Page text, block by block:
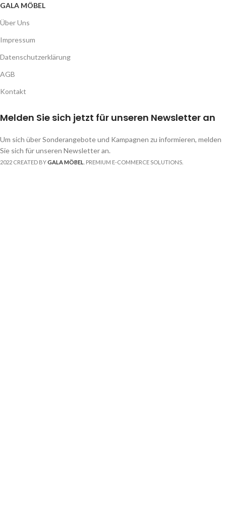
GALA MÖBEL
Über Uns
Impressum
Datenschutzerklärung
AGB
Kontakt
Melden Sie sich jetzt für unseren Newsletter an
Um sich über Sonderangebote und Kampagnen zu informieren, melden
Sie sich für unseren Newsletter an.
2022 CREATED BYGALA MÖBEL . PREMIUM E-COMMERCE SOLUTIONS.